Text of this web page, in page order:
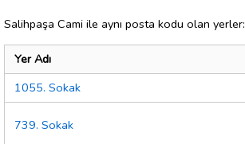
Salihpaşa Cami ile aynı posta kodu olan yerler:
Yer Adı
1055. Sokak
739. Sokak